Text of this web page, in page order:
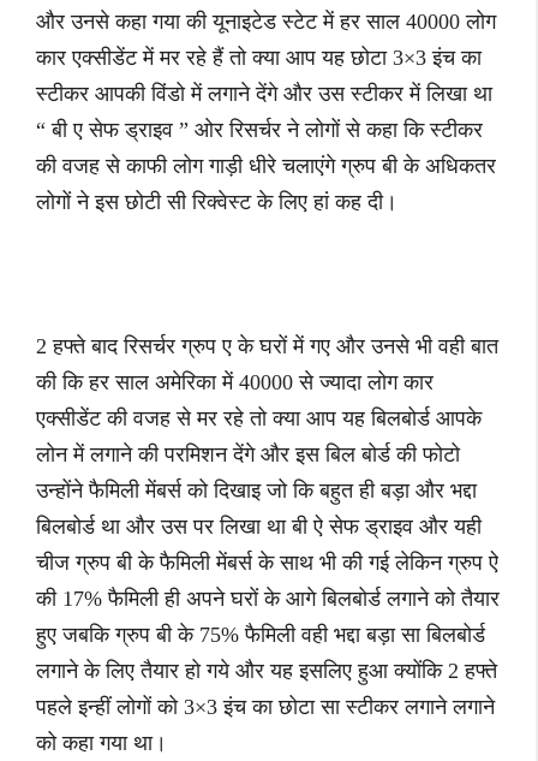
और उनसे कहा गया की यूनाइटेड स्टेट में हर साल 40000 लोग
कार एक्सीडेंट में मर रहे हैं तो क्या आप यह छोटा 3×3 इंच का
स्टीकर आपकी विंडो में लगाने देंगे और उस स्टीकर में लिखा था
“ बी ए सेफ ड्राइव ” ओर रिसर्चर ने लोगों से कहा कि स्टीकर
की वजह से काफी लोग गाड़ी धीरे चलाएंगे ग्रुप बी के अधिकतर
लोगों ने इस छोटी सी रिक्वेस्ट के लिए हां कह दी।
2 हफ्ते बाद रिसर्चर ग्रुप ए के घरों में गए और उनसे भी वही बात
की कि हर साल अमेरिका में 40000 से ज्यादा लोग कार
एक्सीडेंट की वजह से मर रहे तो क्या आप यह बिलबोर्ड आपके
लोन में लगाने की परमिशन देंगे और इस बिल बोर्ड की फोटो
उन्होंने फैमिली मेंबर्स को दिखाइ जो कि बहुत ही बड़ा और भद्दा
बिलबोर्ड था और उस पर लिखा था बी ऐ सेफ ड्राइव और यही
चीज ग्रुप बी के फैमिली मेंबर्स के साथ भी की गई लेकिन ग्रुप ऐ
की 17% फैमिली ही अपने घरों के आगे बिलबोर्ड लगाने को तैयार
हुए जबकि ग्रुप बी के 75% फैमिली वही भद्दा बड़ा सा बिलबोर्ड
लगाने के लिए तैयार हो गये और यह इसलिए हुआ क्योंकि 2 हफ्ते
पहले इन्हीं लोगों को 3×3 इंच का छोटा सा स्टीकर लगाने लगाने
को कहा गया था।